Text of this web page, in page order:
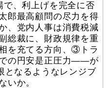
、利上げを完全に否
郎最高顧問の尽力を得
、党内人事は消費税減
総裁に、財政規律を重
を充てる方向、③トラ
の円安是正圧力――が
となるようなレンジブ
いか。